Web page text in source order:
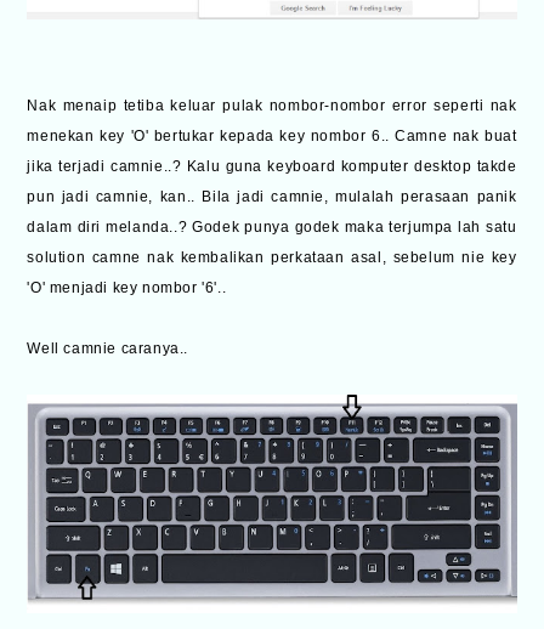
Nak menaip tetiba keluar pulak nombor-nombor error seperti nak
menekan key 'O' bertukar kepada key nombor 6.. Camne nak buat
jika terjadi camnie..? Kalu guna keyboard komputer desktop takde
pun jadi camnie, kan.. Bila jadi camnie, mulalah perasaan panik
dalam diri melanda..? Godek punya godek maka terjumpa lah satu
solution camne nak kembalikan perkataan asal, sebelum nie key
'O' menjadi key nombor '6'..
Well camnie caranya..